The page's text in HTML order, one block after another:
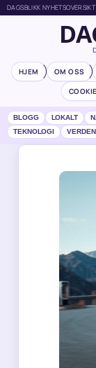
DAGSBLIKK NYHETSOVERSIKT
HJEM OM OSS
BLOGG LOKALT
TEKNOLOGI
VERDEN